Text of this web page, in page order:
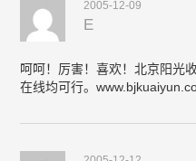
2005-12-09
E
呵呵！厉害！喜欢！北京阳光
在线均可行。